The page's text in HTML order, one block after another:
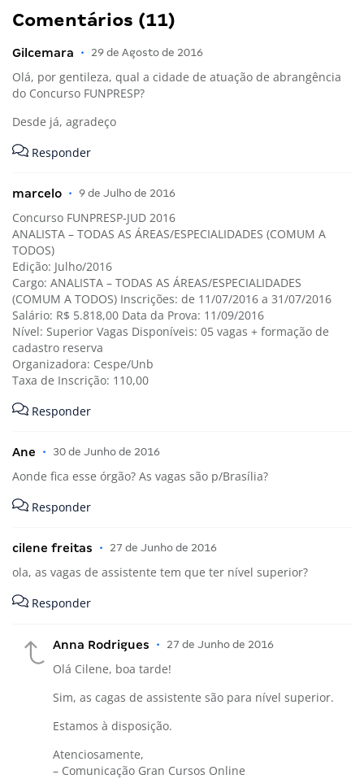
Comentários (11)
Gilcemara • 29 de Agosto de 2016
Olá, por gentileza, qual a cidade de atuação de abrangência
do Concurso FUNPRESP?
Desde já, agradeço
Responder
marcelo • 9 de Julho de 2016
Concurso FUNPRESP-JUD 2016
ANALISTA – TODAS AS ÁREAS/ESPECIALIDADES (COMUM A
TODOS)
Edição: Julho/2016
Cargo: ANALISTA – TODAS AS ÁREAS/ESPECIALIDADES
(COMUM A TODOS) Inscrições: de 11/07/2016 a 31/07/2016
Salário: R$ 5.818,00 Data da Prova: 11/09/2016
Nível: Superior Vagas Disponíveis: 05 vagas + formação de
cadastro reserva
Organizadora: Cespe/Unb
Taxa de Inscrição: 110,00
Responder
Ane • 30 de Junho de 2016
Aonde fica esse órgão? As vagas são p/Brasília?
Responder
cilene freitas • 27 de Junho de 2016
ola, as vagas de assistente tem que ter nível superior?
Responder
Anna Rodrigues • 27 de Junho de 2016
Olá Cilene, boa tarde!
Sim, as cagas de assistente são para nível superior.
Estamos à disposição.
Atenciosamente,
– Comunicação Gran Cursos Online